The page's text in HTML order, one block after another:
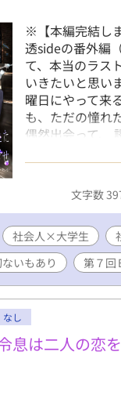
※【本編完結し
透sideの番外編
て、本当のラ
いきたいと思い
曜日にやって来
も、ただの憧れ
偶然出会って、
まう。 問題な
やすい大学生が
生）（R18） ★
文字数
社会人×大学生
いもあり 第７回
なし
息は二人の恋